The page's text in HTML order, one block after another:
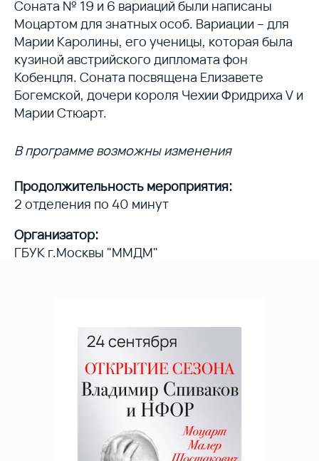
Соната № 19 и 6 вариаций были написаны
Моцартом для знатных особ. Вариации – для
Марии Каролины, его ученицы, которая была
кузиной австрийского дипломата фон
Кобенцля. Соната посвящена Елизавете
Богемской, дочери короля Чехии Фридриха V и
Марии Стюарт.
В программе возможны изменения
Продолжительность мероприятия:
2 отделения по 40 минут
Организатор:
ГБУК г.Москвы "ММДМ"